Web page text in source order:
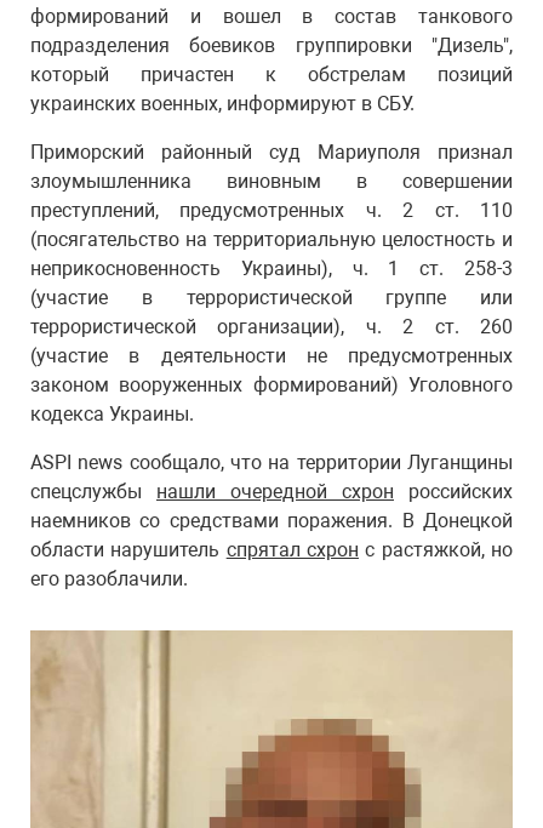
формирований и вошел в состав танкового
подразделения боевиков группировки "Дизель",
который причастен к обстрелам позиций
украинских военных, информируют в СБУ.
Приморский районный суд Мариуполя признал
злоумышленника виновным в совершении
преступлений, предусмотренных ч. 2 ст. 110
(посягательство на территориальную целостность и
неприкосновенность Украины), ч. 1 ст. 258-3
(участие в террористической группе или
террористической организации), ч. 2 ст. 260
(участие в деятельности не предусмотренных
законом вооруженных формирований) Уголовного
кодекса Украины.
ASPI news сообщало, что на территории Луганщины
спецслужбы нашли очередной схрон российских
наемников со средствами поражения. В Донецкой
области нарушитель спрятал схрон с растяжкой, но
его разоблачили.